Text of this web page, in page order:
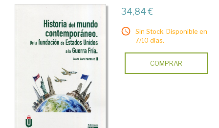
34,84 €
Sin Stock. Disponible en
7/10 días.
COMPRAR